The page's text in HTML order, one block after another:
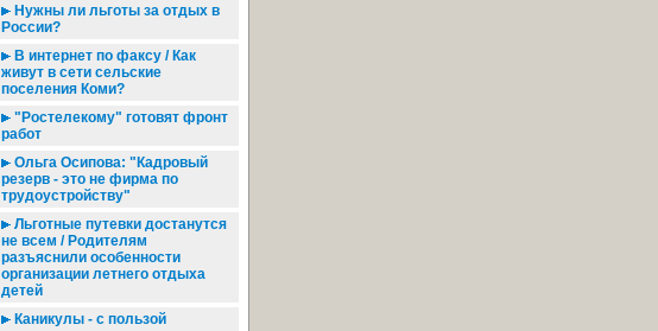
Нужны ли льготы за отдых в
России?
В интернет по факсу / Как
живут в сети сельские
поселения Коми?
"Ростелекому" готовят фронт
работ
Ольга Осипова: "Кадровый
резерв - это не фирма по
трудоустройству"
Льготные путевки достанутся
не всем / Родителям
разъяснили особенности
организации летнего отдыха
детей
Каникулы - с пользой